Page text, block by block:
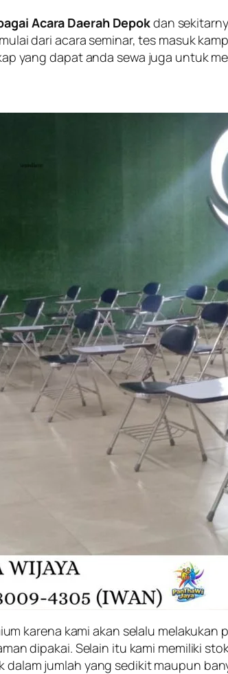
Acara Daerah Depokdan
dari acara seminar, tes masuk
yang dapat anda sewa juga untuk
karena kami akan selalu
dipakai. Selain itu kami memiliki
dalam jumlah yang sedikit maupun